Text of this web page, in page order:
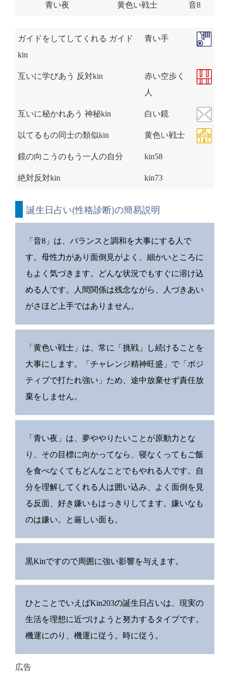
青い夜 黄色い戦士 音8
ガイドをしてしてくれる ガイド
kin
青い手
互いに学びあう 反対kin
赤い空歩く
人
互いに秘かれあう 神秘kin 白い鏡
以てるもの同士の類似kin 黄色い戦士
鏡の向こうのもう一人の自分 kin58
絶対反対kin kin73
誕生日占い(性格診断)の簡易説明
「音8」は、バランスと調和を大事にする人で
す。母性力があり面倒見がよく、細かいところに
もよく気づきます。どんな状況でもすぐに溶け込
める人です。人間関係は残念ながら、人づきあい
がさほど上手ではありません。
「黄色い戦士」は、常に「挑戦」し続けることを
大事にします。「チャレンジ精神旺盛」で「ポジ
ティブで打たれ強い」ため、途中放棄せず責任放
棄をしません。
「青い夜」は、夢ややりたいことが原動力とな
り、その目標に向かってなら、寝なくってもご飯
を食べなくてもどんなことでもやれる人です。自
分を理解してくれる人は囲い込み、よく面倒を見
る反面、好き嫌いもはっきりしてます。嫌いなも
のは嫌い。と厳しい面も。
黒Kinですので周囲に強い影響を与えます。
ひとことでいえばKin203の誕生日占いは、現実の
生活を理想に近づけようと努力するタイプです。
機運にのり、機運に従う。時に従う。
広告